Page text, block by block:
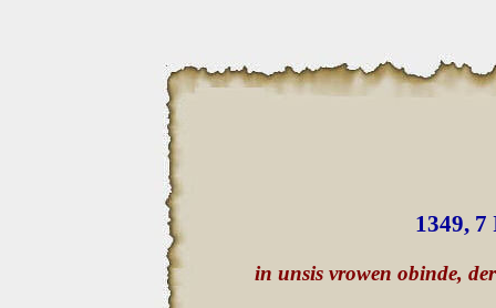
1349,
in unsis vrowen obinde,